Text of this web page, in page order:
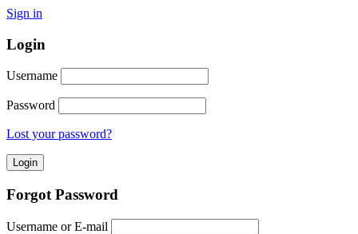
Sign in
Login
Username
Password
Lost your password?
Forgot Password
Username or E-mail